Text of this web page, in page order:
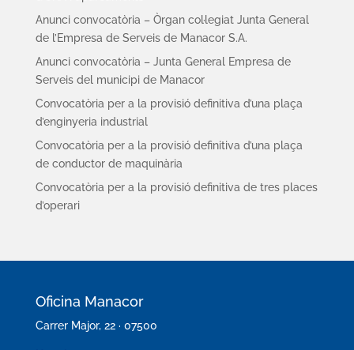
Anunci convocatòria – Òrgan col·legiat Junta General
de l’Empresa de Serveis de Manacor S.A.
Anunci convocatòria – Junta General Empresa de
Serveis del municipi de Manacor
Convocatòria per a la provisió definitiva d’una plaça
d’enginyeria industrial
Convocatòria per a la provisió definitiva d’una plaça
de conductor de maquinària
Convocatòria per a la provisió definitiva de tres places
d’operari
Oficina Manacor
Carrer Major, 22 · 07500